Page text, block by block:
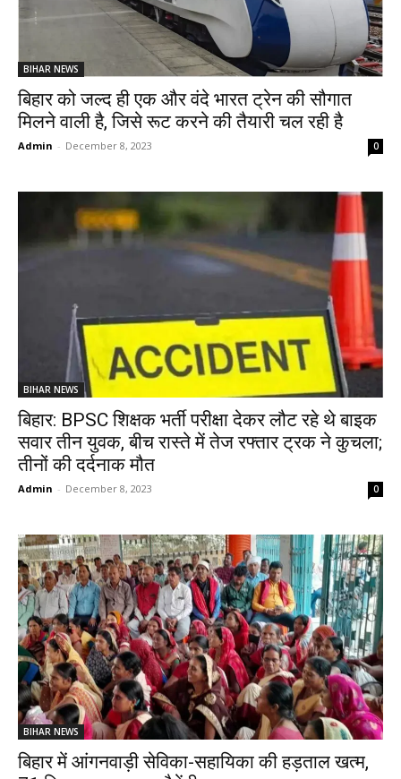
BIHAR NEWS
बिहार को जल्द ही एक और वंदे भारत ट्रेन की सौगात
मिलने वाली है, जिसे रूट करने की तैयारी चल रही है
Admin - December 8, 2023 0
BIHAR NEWS
बिहार: BPSC शिक्षक भर्ती परीक्षा देकर लौट रहे थे बाइक
सवार तीन युवक, बीच रास्ते में तेज रफ्तार ट्रक ने कुचला;
तीनों की दर्दनाक मौत
Admin - December 8, 2023 0
BIHAR NEWS
बिहार में आंगनवाड़ी सेविका-सहायिका की हड़ताल खत्म,